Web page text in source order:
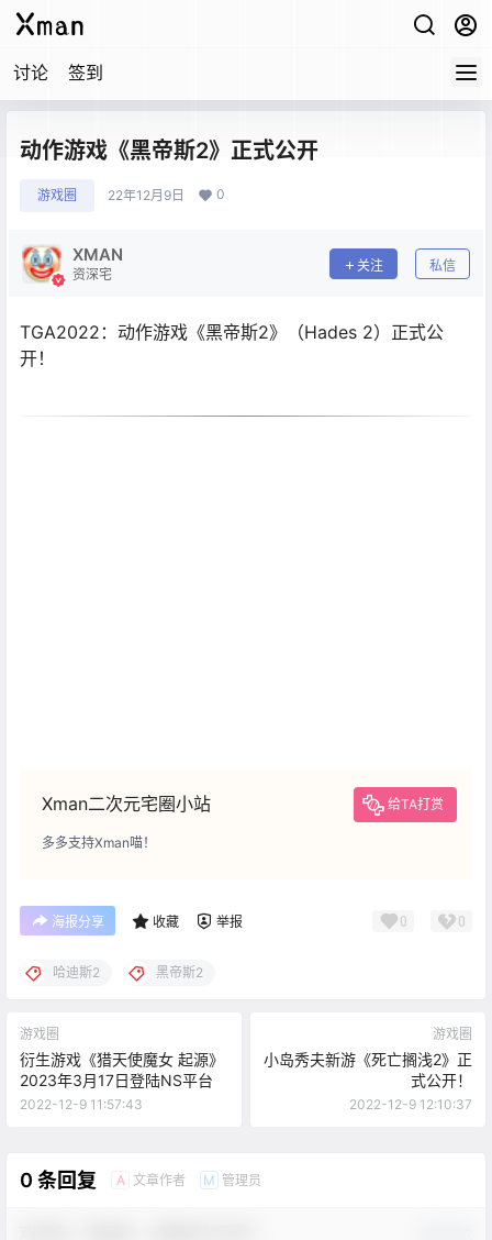
讨论 签到
动作游戏《黑帝斯2》正式公开
游戏圈 22年12月9日 0
XMAN
资深宅
关注 私信
TGA2022：动作游戏《黑帝斯2》（Hades 2）正式公
开！
Xman二次元宅圈小站 给TA打赏
多多支持Xman喵！
海报分享 收藏 举报 0 0
哈迪斯2 黑帝斯2
游戏圈
衍生游戏《猎天使魔女 起源》
2023年3月17日登陆NS平台
2022-12-9 11:57:43
游戏圈
小岛秀夫新游《死亡搁浅2》正
式公开！
2022-12-9 12:10:37
0 条回复 A 文章作者 M 管理员